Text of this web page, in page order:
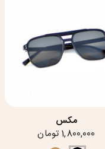
مکس
1,800,000 تومان